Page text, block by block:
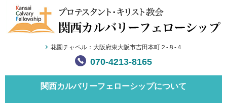
花園チャペル：大阪府東大阪市吉田本町２-８-４
070-4213-8165
関西カルバリーフェローシップについて